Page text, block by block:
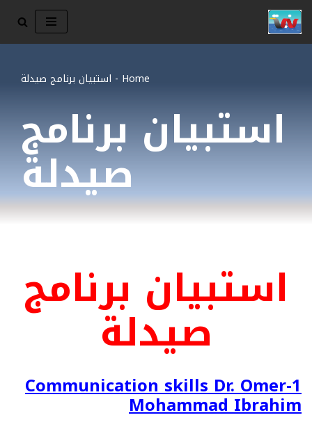
تخطى
Home
- استبيان برنامج صيدلة
استبيان برنامج
صيدلة
استبيان برنامج
صيدلة
1-Communication skills Dr. Omer
Mohammad Ibrahim